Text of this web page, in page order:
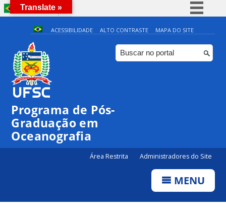
BRASIL
Simplifique!
Comunica BR
Participe
ACESSIBILIDADE ALTO CONTRASTE MAPA DO SITE
Programa de Pós-
Graduação em
Oceanografia
Área Restrita Administradores do Site
MENU
Translate »